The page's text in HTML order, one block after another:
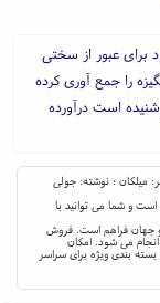
برای عبور از سختی
را جمع آوری کرده
است درآورده
میلکان ؛ نوشته: جولی
است و شما می توانید با
و جهان فراهم است. فروش
می شود. امکان
بندی ویژه برای سراسر